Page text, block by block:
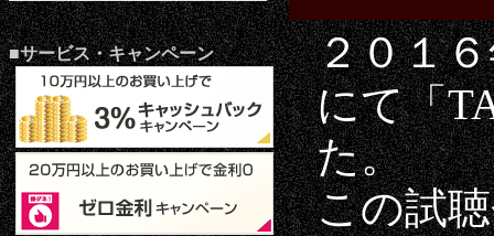
■サービス・キャンペーン
２０１
にて「
た。
この試